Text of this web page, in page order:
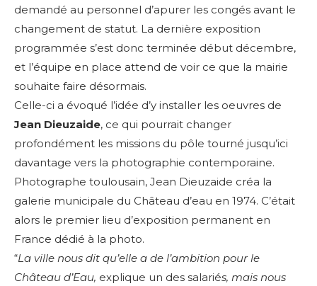
demandé au personnel d’apurer les congés avant le
changement de statut. La dernière exposition
programmée s’est donc terminée début décembre,
et l’équipe en place attend de voir ce que la mairie
souhaite faire désormais.
Celle-ci a évoqué l’idée d’y installer les oeuvres de
Jean Dieuzaide, ce qui pourrait changer
profondément les missions du pôle tourné jusqu’ici
davantage vers la photographie contemporaine.
Photographe toulousain, Jean Dieuzaide créa la
galerie municipale du Château d’eau en 1974. C’était
alors le premier lieu d’exposition permanent en
France dédié à la photo.
“La ville nous dit qu’elle a de l’ambition pour le
Château d’Eau, explique un des salariés, mais nous